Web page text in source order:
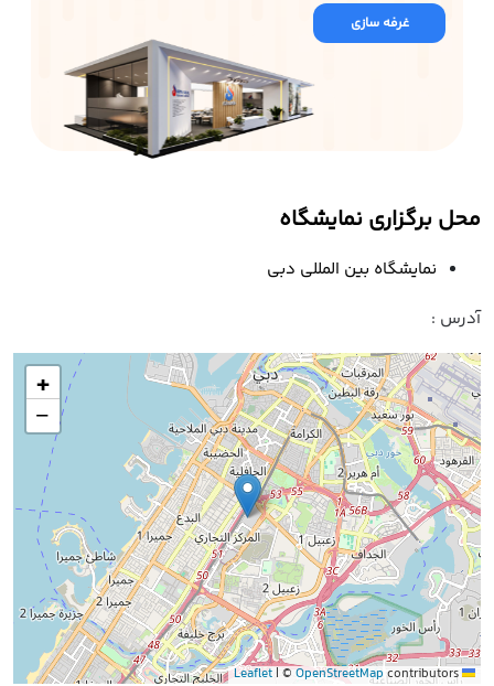
غرفه سازی
محل برگزاری نمایشگاه
نمایشگاه بین المللی دبی
آدرس :
+
−
| © OpenStreetMapcontributors